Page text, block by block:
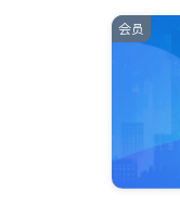
会员